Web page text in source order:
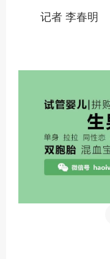
记者 李春明